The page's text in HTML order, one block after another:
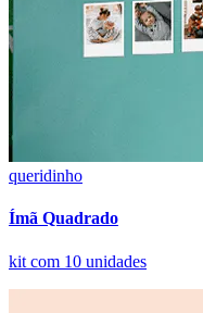
queridinho
Ímã Quadrado
kit com 10 unidades